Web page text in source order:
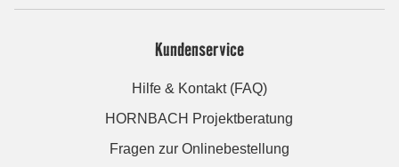
Kundenservice
Hilfe & Kontakt (FAQ)
HORNBACH Projektberatung
Fragen zur Onlinebestellung